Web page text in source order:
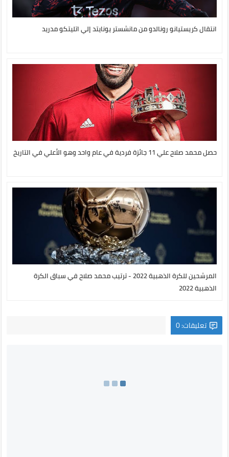
انتقال كريستيانو رونالدو من مانشستر يونايتد إلي اتليتكو مدريد
حصل محمد صلاح علي 11 جائزة فردية في عام واحد وهو الأعلي في التاريخ
المرشحين للكرة الذهبية 2022 - ترتيب محمد صلاح في سباق الكرة
الذهبية 2022
تعليقات: 0